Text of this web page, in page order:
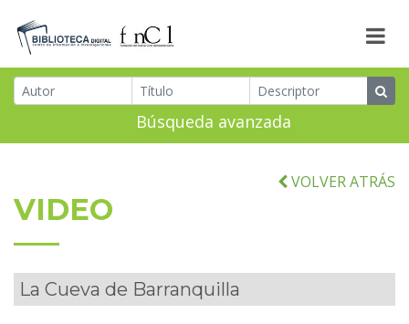
Búsqueda avanzada
VOLVER ATRÁS
VIDEO
La Cueva de Barranquilla